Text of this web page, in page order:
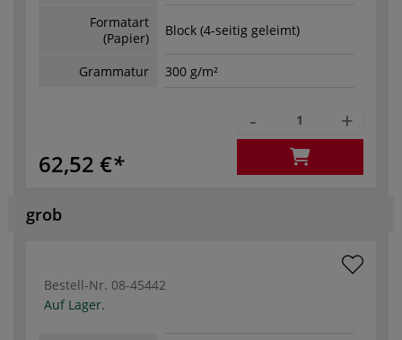
Formatart
(Papier)
Block (4-seitig geleimt)
Grammatur 300 g/m²
62,52 €
- +
grob
Bestell-Nr. 08-45442
Auf Lager.